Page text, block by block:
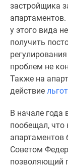
комнатные
Квартиры
карте
Ипотечный
калькулятор
Семейная
Военная
ипотека
Банки
программы
застройщика
апартаментов.
у этого вида
получить
проблем не
Также на
действие
В начале года
пообещал, что
апартаментов
Советом
позволяющий